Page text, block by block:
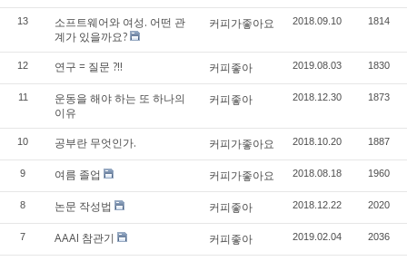
13
소프트웨어와 여성. 어떤 관
계가 있을까요?
커피가좋아요 2018.09.10 1814
12 연구 = 질문 ?!! 커피좋아 2019.08.03 1830
11
운동을 해야 하는 또 하나의
이유
커피좋아 2018.12.30 1873
10 공부란 무엇인가. 커피가좋아요 2018.10.20 1887
9 여름 졸업 커피가좋아요 2018.08.18 1960
8 논문 작성법 커피좋아 2018.12.22 2020
7 AAAI 참관기 커피좋아 2019.02.04 2036